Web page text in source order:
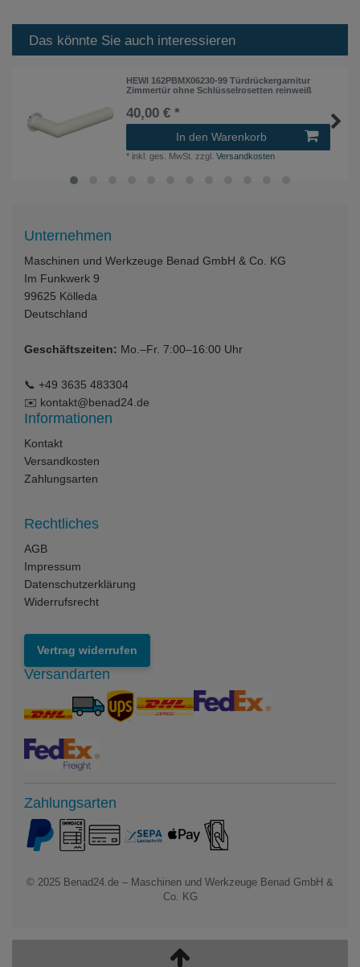
Das könnte Sie auch interessieren
HEWI 162PBMX06230-99 Türdrückergarnitur
Zimmertür ohne Schlüsselrosetten reinweiß
40,00 € *
In den Warenkorb
* inkl. ges. MwSt. zzgl.Versandkosten
Unternehmen
Maschinen und Werkzeuge Benad GmbH & Co. KG
Im Funkwerk 9
99625 Kölleda
Deutschland
Geschäftszeiten: Mo.–Fr. 7:00–16:00 Uhr
📞 +49 3635 483304
✉️ kontakt@benad24.de
Informationen
Kontakt
Versandkosten
Zahlungsarten
Rechtliches
AGB
Impressum
Datenschutzerklärung
Widerrufsrecht
Vertrag widerrufen
Versandarten
Zahlungsarten
© 2025 Benad24.de – Maschinen und Werkzeuge Benad GmbH &
Co. KG